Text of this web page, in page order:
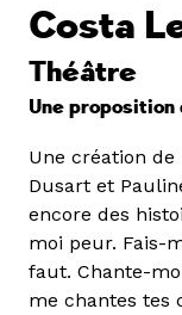
Costa
Théâtre
Une proposition
Une création de
Dusart et
encore des
moi peur. Fais-
faut. Chante-
me chantes tes